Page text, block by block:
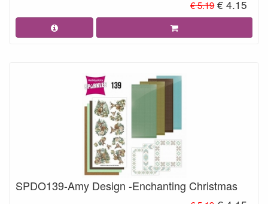
€ 5.19 € 4.15
SPDO139-Amy Design -Enchanting Christmas